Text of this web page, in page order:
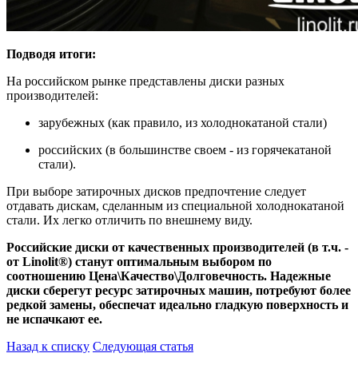
Подводя итоги:
На российском рынке представлены диски разных
производителей:
зарубежных (как правило, из холоднокатаной стали)
российских (в большинстве своем - из горячекатаной
стали).
При выборе затирочных дисков предпочтение следует
отдавать дискам, сделанным из специальной холоднокатаной
стали. Их легко отличить по внешнему виду.
Российские диски от качественных производителей (в т.ч. -
от Linolit®) станут оптимальным выбором по
соотношению Цена\Качество\Долговечность. Надежные
диски сберегут ресурс затирочных машин, потребуют более
редкой замены, обеспечат идеально гладкую поверхность и
не испачкают ее.
Назад к списку Следующая статья